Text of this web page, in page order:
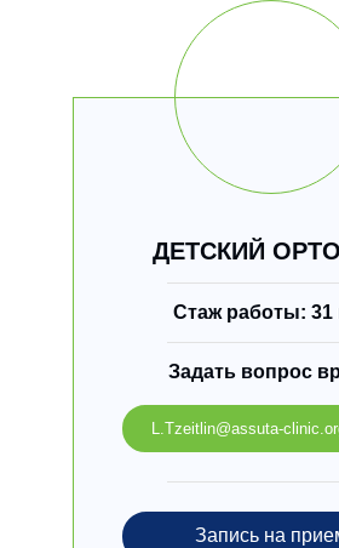
ДЕТСКИЙ
Стаж работы: 31
Задать вопрос
L.Tzeitlin@assuta-
Запись на